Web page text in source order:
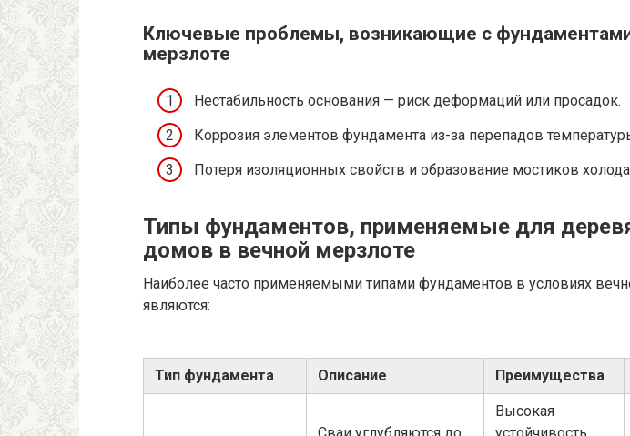
Ключевые проблемы, возникающие с
мерзлоте
Нестабильность основания — риск деформаций или просадок.
Коррозия элементов фундамента из-за перепадов
Потеря изоляционных свойств и образование мостиков
Типы фундаментов, применяемые для
домов в вечной мерзлоте
Наиболее часто применяемыми типами фундаментов в условиях
являются:
Тип фундамента Описание Преимущества
Высокая